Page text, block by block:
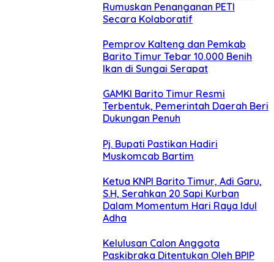
Rumuskan Penanganan PETI
Secara Kolaboratif
Pemprov Kalteng dan Pemkab
Barito Timur Tebar 10.000 Benih
Ikan di Sungai Serapat
GAMKI Barito Timur Resmi
Terbentuk, Pemerintah Daerah Beri
Dukungan Penuh
Pj. Bupati Pastikan Hadiri
Muskomcab Bartim
Ketua KNPI Barito Timur, Adi Garu,
S.H, Serahkan 20 Sapi Kurban
Dalam Momentum Hari Raya Idul
Adha
Kelulusan Calon Anggota
Paskibraka Ditentukan Oleh BPIP